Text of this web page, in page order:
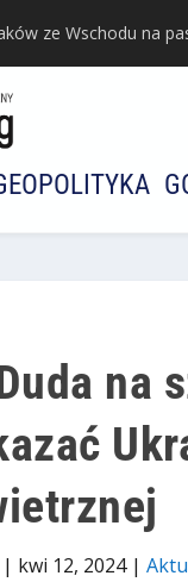
ze Wschodu na
na
| kwi 12, 2024|